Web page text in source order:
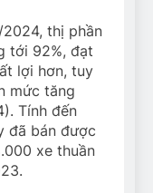
thị phần
tới 92%, đạt
lợi hơn, tuy
mức tăng
Tính đến
đã bán được
xe thuần